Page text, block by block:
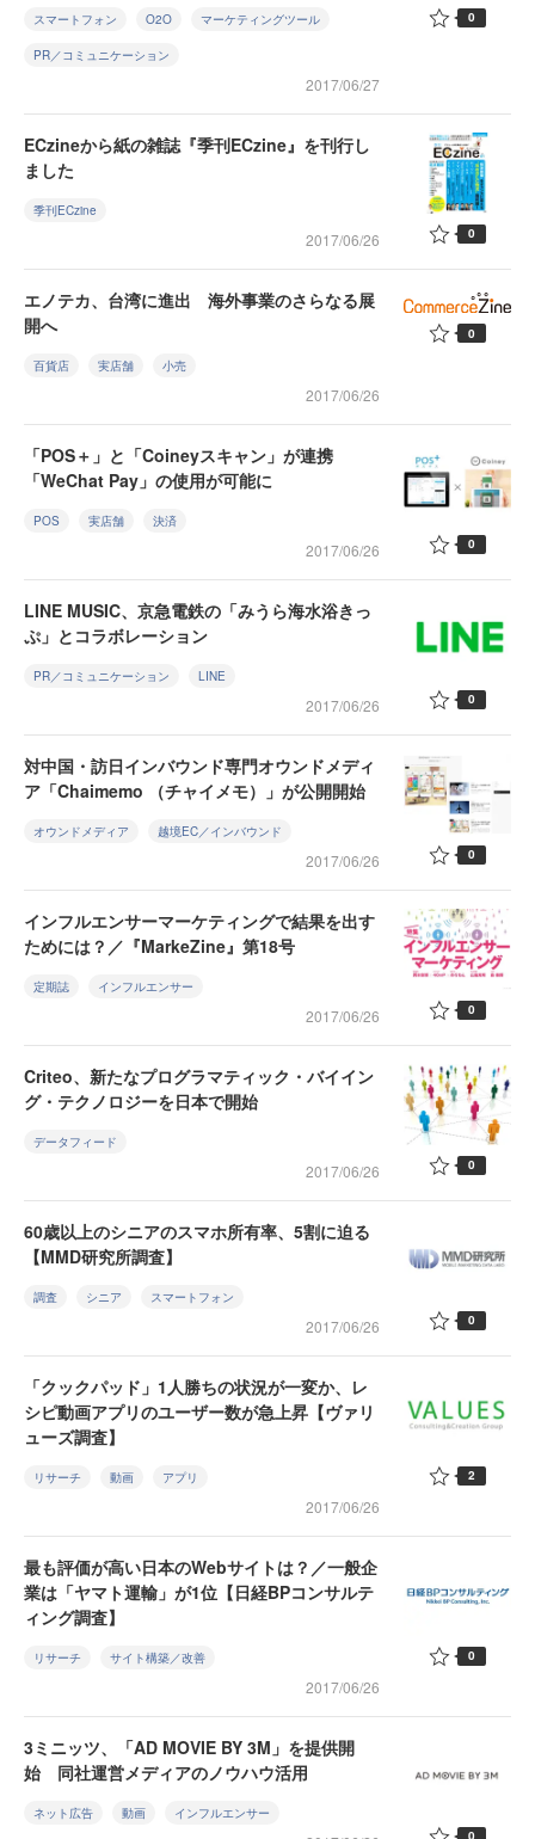
スマートフォン O2O マーケティングツール
PR／コミュニケーション
2017/06/27
0
ECzineから紙の雑誌『季刊ECzine』を刊行し
ました
季刊ECzine
2017/06/26 0
エノテカ、台湾に進出 海外事業のさらなる展
開へ
百貨店 実店舗 小売
2017/06/26
0
「POS＋」と「Coineyスキャン」が連携
「WeChat Pay」の使用が可能に
POS 実店舗 決済
2017/06/26 0
LINE MUSIC、京急電鉄の「みうら海水浴きっ
ぷ」とコラボレーション
PR／コミュニケーション LINE
2017/06/26 0
対中国・訪日インバウンド専門オウンドメディ
ア「Chaimemo （チャイメモ）」が公開開始
オウンドメディア 越境EC／インバウンド
2017/06/26 0
インフルエンサーマーケティングで結果を出す
ためには？／『MarkeZine』第18号
定期誌 インフルエンサー
2017/06/26 0
Criteo、新たなプログラマティック・バイイン
グ・テクノロジーを日本で開始
データフィード
2017/06/26 0
60歳以上のシニアのスマホ所有率、5割に迫る
【MMD研究所調査】
調査 シニア スマートフォン
2017/06/26 0
「クックパッド」1人勝ちの状況が一変か、レ
シピ動画アプリのユーザー数が急上昇【ヴァリ
ューズ調査】
リサーチ 動画 アプリ
2017/06/26
2
最も評価が高い日本のWebサイトは？／一般企
業は「ヤマト運輸」が1位【日経BPコンサルテ
ィング調査】
リサーチ サイト構築／改善
2017/06/26
0
3ミニッツ、「AD MOVIE BY 3M」を提供開
始 同社運営メディアのノウハウ活用
ネット広告 動画 インフルエンサー